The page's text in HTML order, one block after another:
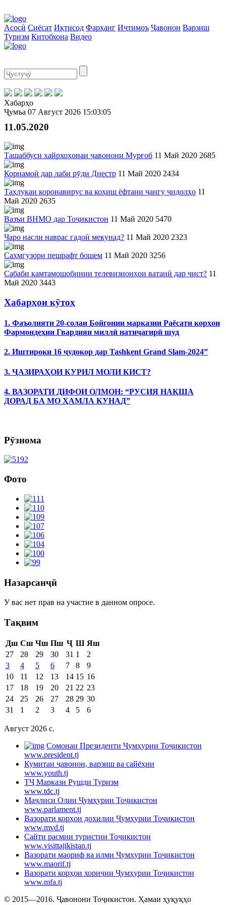
Асосӣ Сиёсат Иқтисод Фарҳанг Иҷтимоъ Ҷавонон Варзиш
Туризм Китобхона Видео
Хабарҳо
Ҷумъа 07 Август 2026 15:03:05
11.05.2020
Ташаббуси хайрхоҳонаи ҷавонони Мурғоб 11 Май 2020 2685
Корнамоӣ дар лаби рӯди Днестр 11 Май 2020 2434
Таҳлукаи коронавирус ва коҳиш ёфтани ҷангу ҷидолҳо 11
Май 2020 2635
Вазъи ВНМО дар Тоҷикистон 11 Май 2020 5470
Чаро насли наврас гадоӣ мекунад? 11 Май 2020 2323
Саҳмгузори пешрафт бошем 11 Май 2020 3256
Сабаби камтамошобинии телевизионҳои ватанӣ дар чист? 11
Май 2020 3443
Хабарҳои кӯтоҳ
1. Фаъолияти 20-солаи Бойгонии марказии Раёсати корҳои
Фармондеҳии Гвардияи миллӣ натиҷагирӣ шуд
2. Иштироки 16 ҷудокор дар Tashkent Grand Slam-2024”
3. ҶАЗИРАҲОИ КУРИЛ МОЛИ КИСТ?
4. ВАЗОРАТИ ДИФОИ ОЛМОН: “РУСИЯ НАҚША
ДОРАД БА МО ҲАМЛА КУНАД”
Рӯзнома
Фото
Назарсанҷӣ
У вас нет прав на участие в данном опросе.
Тақвим
Дш Сш Чш Пш Ҷ Ш Яш
27
28 29 30 31 1
2
3
4 5 6 7 8
9
10
11 12 13 14 15 16
17
18 19 20 21 22 23
24
25 26 27 28 29 30
31
1 2 3 4 5 6
Август 2026 c.
Cомонаи Президенти Ҷумҳурии Тоҷикистон
www.president.tj
Кумитаи ҷавонон, варзиш ва сайёҳии
www.youth.tj
ТҶ Маркази Рушди Туризм
www.tdc.tj
Маҷлиси Олии Ҷумҳурии Тоҷикистон
www.parlament.tj
Вазорати корҳои дохилии Ҷумҳурии Тоҷикистон
www.mvd.tj
Сайти расмии туристии Тоҷикистон
www.visittajikistan.tj
Вазорати маориф ва илми Ҷумҳурии Тоҷикистон
www.maorif.tj
Вазорати корҳои хориҷии Ҷумҳурии Тоҷикистон
www.mfa.tj
© 2015—2016. Ҷавонони Тоҷикистон. Ҳамаи ҳуқуқҳо